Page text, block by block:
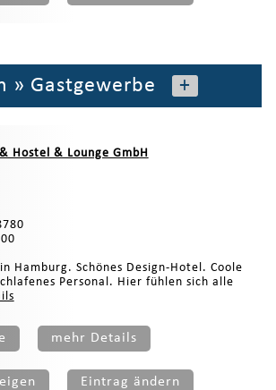
» Gastgewerbe +
Hostel & Lounge GmbH
Hamburg. Schönes Design-Hotel. Coole
Personal. Hier fühlen sich alle
mehr Details
Eintrag ändern